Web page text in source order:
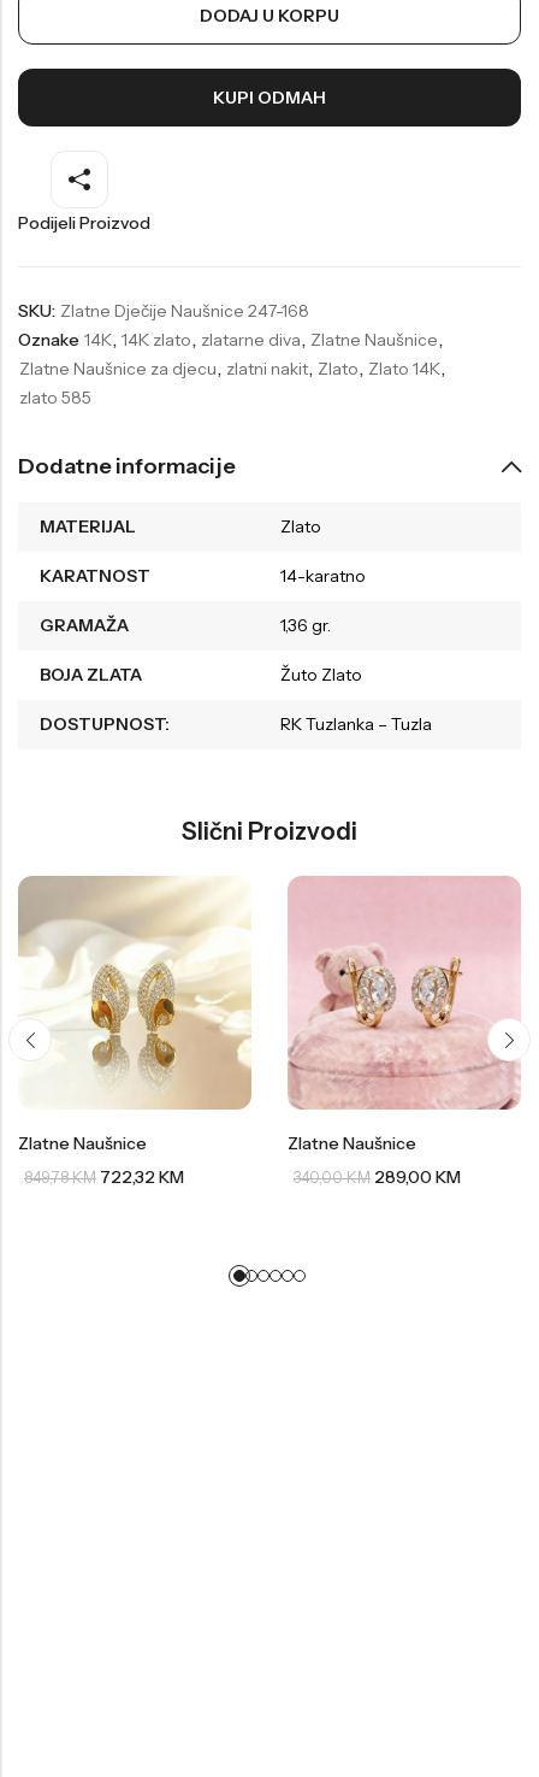
DODAJ U KORPU
KUPI ODMAH
Podijeli Proizvod
SKU: Zlatne Dječije Naušnice 247-168
Oznake 14K, 14K zlato, zlatarne diva, Zlatne Naušnice,
Zlatne Naušnice za djecu, zlatni nakit, Zlato, Zlato 14K,
zlato 585
Dodatne informacije
MATERIJAL Zlato
KARATNOST 14-karatno
GRAMAŽA 1,36 gr.
BOJA ZLATA Žuto Zlato
DOSTUPNOST: RK Tuzlanka – Tuzla
Slični Proizvodi
Zlatne Naušnice
849,78KM 722,32KM
Zlatne Naušnice
340,00KM 289,00 KM
Welder
Mini Focus
Daniel Klein
Festina
Wesse
Missguided
Diesel